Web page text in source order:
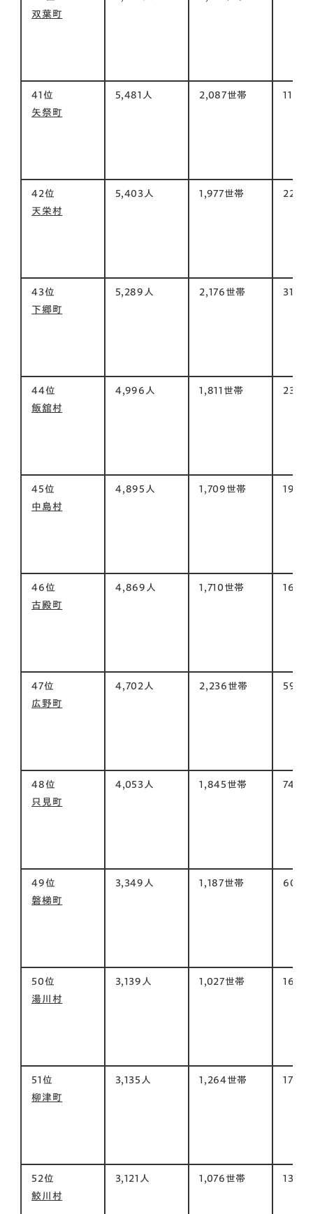
双葉町
41位
矢祭町
5,481人 2,087世帯 118㎡
42位
天栄村
5,403人 1,977世帯 226㎡
43位
下郷町
5,289人 2,176世帯 317㎡
44位
飯舘村
4,996人 1,811世帯 230㎡
45位
中島村
4,895人 1,709世帯 19㎡
46位
古殿町
4,869人 1,710世帯 163㎡
47位
広野町
4,702人 2,236世帯 59㎡
48位
只見町
4,053人 1,845世帯 748㎡
49位
磐梯町
3,349人 1,187世帯 60㎡
50位
湯川村
3,139人 1,027世帯 16㎡
51位
柳津町
3,135人 1,264世帯 176㎡
52位
鮫川村
3,121人 1,076世帯 131㎡